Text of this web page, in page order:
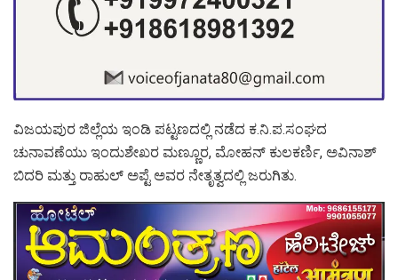
ವಿಜಯಪುರ ಜಿಲ್ಲೆಯ ಇಂಡಿ ಪಟ್ಟಣದಲ್ಲಿ ನಡೆದ ಕ.ನಿ.ಪ.ಸಂಘದ
ಚುನಾವಣೆಯು ಇಂದುಶೇಖರ ಮಣ್ಣೂರ, ಮೋಹನ್ ಕುಲಕರ್ಣಿ, ಅವಿನಾಶ್
ಬಿದರಿ ಮತ್ತು ರಾಹುಲ್ ಅಪ್ಟೆ‌ ಅವರ ನೇತೃತ್ವದಲ್ಲಿ ಜರುಗಿತು.